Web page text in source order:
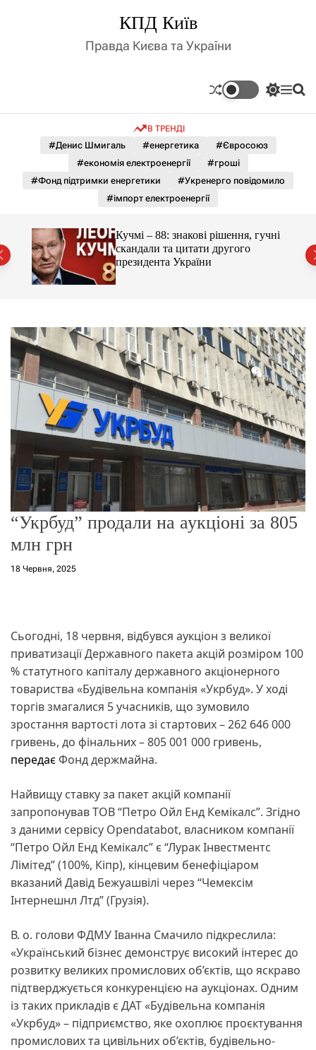
д
КПД Київ
Правда Києва та України
П
м
а
ь
о
р
е
ж
и
м
М П
В ТРЕНДІ
#Денис Шмигаль #енергетика
#Євросоюз
#економія електроенергії
#гроші
#Фонд підтримки енергетики
#Укренерго повідомило
#імпорт електроенергії
Кучмі – 88: знакові рішення, гучні
скандали та цитати другого
президента України
“Укрбуд” продали на аукціоні за 805
млн грн
18 Червня, 2025
Сьогодні, 18 червня, відбувся аукціон з великої
приватизації Державного пакета акцій розміром 100
% статутного капіталу державного акціонерного
товариства «Будівельна компанія «Укрбуд». У ході
торгів змагалися 5 учасників, що зумовило
зростання вартості лота зі стартових – 262 646 000
гривень, до фінальних – 805 001 000 гривень,
передаєФонд держмайна.
Найвищу ставку за пакет акцій компанії
запропонував ТОВ “Петро Ойл Енд Кемікалс”. Згідно
з даними сервісу Opendatabot, власником компанії
“Петро Ойл Енд Кемікалс” є “Лурак Інвестментс
Лімітед” (100%, Кіпр), кінцевим бенефіціаром
вказаний Давід Бежуашвілі через “Чемексім
Інтернешнл Лтд” (Грузія).
В. о. голови ФДМУ Іванна Смачило підкреслила:
«Український бізнес демонструє високий інтерес до
розвитку великих промислових об’єктів, що яскраво
підтверджується конкуренцією на аукціонах. Одним
із таких прикладів є ДАТ «Будівельна компанія
«Укрбуд» – підприємство, яке охоплює проєктування
промислових та цивільних об’єктів, будівельно-